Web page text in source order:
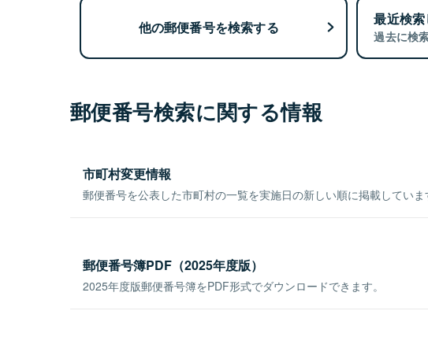
他の郵便番号を検索する 最近検
過去に検
郵便番号検索に関する情報
市町村変更情報
郵便番号を公表した市町村の一覧を実施日の新しい順に掲載していま
郵便番号簿PDF（2025年度版）
2025年度版郵便番号簿をPDF形式でダウンロードできます。